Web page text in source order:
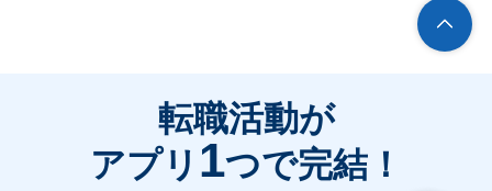
転職活動が
アプリ 1つで完結！